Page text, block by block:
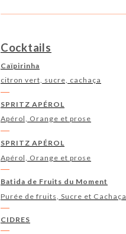
Cocktails
Caïpirinha
citron vert, sucre, cachaça
SPRITZ APÉROL
Apérol, Orange et prose
SPRITZ APÉROL
Apérol, Orange et prose
Batida de Fruits du Moment
Purée de fruits, Sucre et Cachaça
CIDRES